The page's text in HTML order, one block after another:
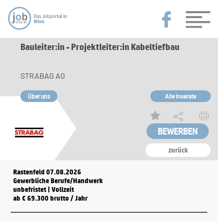
Bauleiter:in - Projektleiter:in Kabeltiefbau
zurück
STRABAG AG
Über uns Alle Inserate
Rastenfeld 07.08.2026
Gewerbliche Berufe/Handwerk
unbefristet | Vollzeit
ab € 69.300 brutto / Jahr